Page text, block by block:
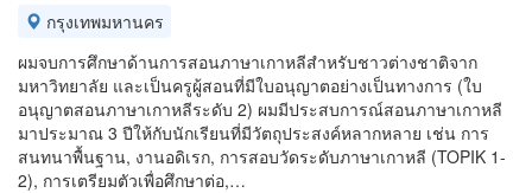
กรุงเทพมหานคร
ผมจบการศึกษาด้านการสอนภาษาเกาหลีสำหรับชาวต่างชาติจาก
มหาวิทยาลัย และเป็นครูผู้สอนที่มีใบอนุญาตอย่างเป็นทางการ (ใบ
อนุญาตสอนภาษาเกาหลีระดับ 2) ผมมีประสบการณ์สอนภาษาเกาหลี
มาประมาณ 3 ปีให้กับนักเรียนที่มีวัตถุประสงค์หลากหลาย เช่น การ
สนทนาพื้นฐาน, งานอดิเรก, การสอบวัดระดับภาษาเกาหลี (TOPIK 1-
2), การเตรียมตัวเพื่อศึกษาต่อ,…